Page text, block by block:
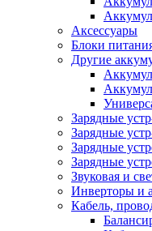
Аксессуары
Блоки
Другие
Зарядные
Зарядные
Зарядные
Зарядные
Звуковая и
Инверторы и
Кабель,